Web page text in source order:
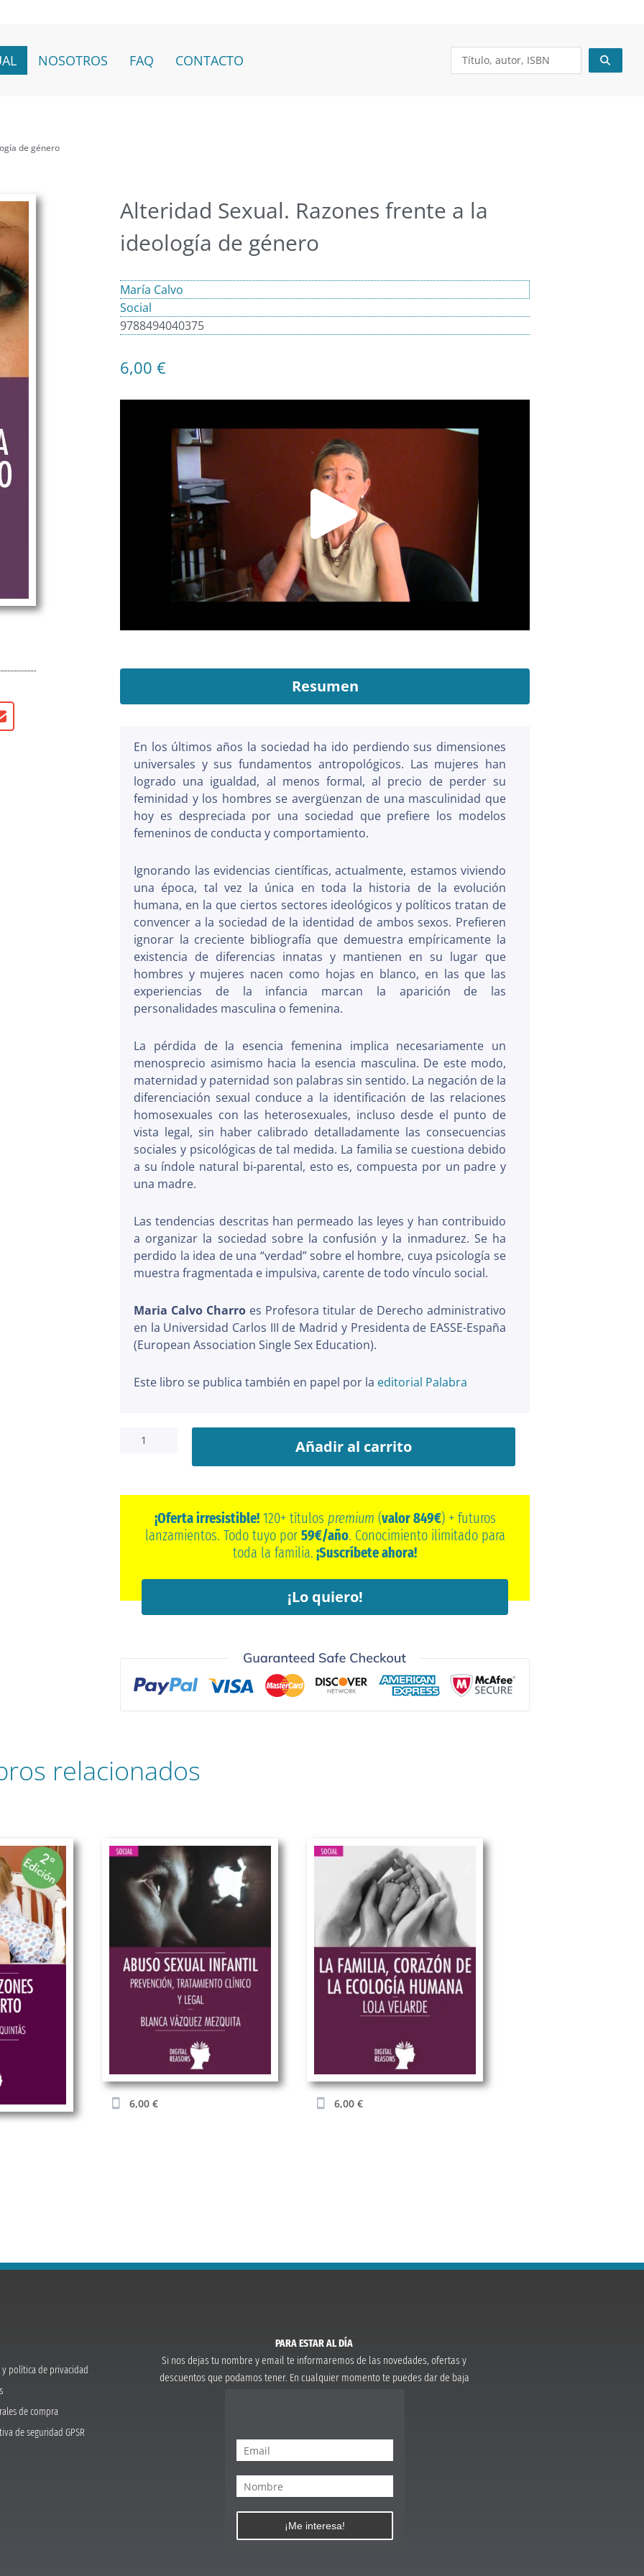
NOSOTROS FAQ CONTACTO
Search
...
de género
Alteridad Sexual. Razones frente a la
ideología de género
María Calvo
Social
9788494040375
6,00 €
Play
Video
Resumen
En los últimos años la sociedad ha ido perdiendo sus dimensiones
universales y sus fundamentos antropológicos. Las mujeres han
logrado una igualdad, al menos formal, al precio de perder su
feminidad y los hombres se avergüenzan de una masculinidad que
hoy es despreciada por una sociedad que prefiere los modelos
femeninos de conducta y comportamiento.
Ignorando las evidencias científicas, actualmente, estamos viviendo
una época, tal vez la única en toda la historia de la evolución
humana, en la que ciertos sectores ideológicos y políticos tratan de
convencer a la sociedad de la identidad de ambos sexos. Prefieren
ignorar la creciente bibliografía que demuestra empíricamente la
existencia de diferencias innatas y mantienen en su lugar que
hombres y mujeres nacen como hojas en blanco, en las que las
experiencias de la infancia marcan la aparición de las
personalidades masculina o femenina.
La pérdida de la esencia femenina implica necesariamente un
menosprecio asimismo hacia la esencia masculina. De este modo,
maternidad y paternidad son palabras sin sentido. La negación de la
diferenciación sexual conduce a la identificación de las relaciones
homosexuales con las heterosexuales, incluso desde el punto de
vista legal, sin haber calibrado detalladamente las consecuencias
sociales y psicológicas de tal medida. La familia se cuestiona debido
a su índole natural bi-parental, esto es, compuesta por un padre y
una madre.
Las tendencias descritas han permeado las leyes y han contribuido
a organizar la sociedad sobre la confusión y la inmadurez. Se ha
perdido la idea de una “verdad” sobre el hombre, cuya psicología se
muestra fragmentada e impulsiva, carente de todo vínculo social.
Maria Calvo Charro es Profesora titular de Derecho administrativo
en la Universidad Carlos III de Madrid y Presidenta de EASSE-España
(European Association Single Sex Education).
Este libro se publica también en papel por la editorial Palabra
Sexual.
ideología
cantidad
Añadir al carrito
¡Oferta irresistible!120+ títulos premium (valor 849€) + futuros
lanzamientos. Todo tuyo por 59€/año. Conocimiento ilimitado para
toda la familia. ¡Suscríbete ahora!
¡Lo quiero!
relacionados
6,00 € 6,00 €
política de privacidad
de compra
de seguridad GPSR
PARA ESTAR AL DÍA
Si nos dejas tu nombre y email te informaremos de las novedades, ofertas y
descuentos que podamos tener. En cualquier momento te puedes dar de baja